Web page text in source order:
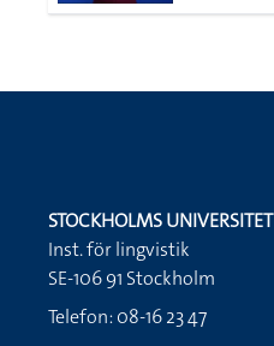
STOCKHOLMS UNIVERSITET
Inst. för lingvistik
SE-106 91 Stockholm
Telefon: 08-16 23 47